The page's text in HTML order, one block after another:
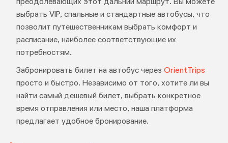
выбрать VIP, спальные и стандартные автобусы, что
позволит путешественникам выбрать комфорт и
расписание, наиболее соответствующие их
потребностям.
Забронировать билет на автобус через OrientTrips
просто и быстро. Независимо от того, хотите ли вы
найти самый дешевый билет, выбрать конкретное
время отправления или место, наша платформа
предлагает удобное бронирование.